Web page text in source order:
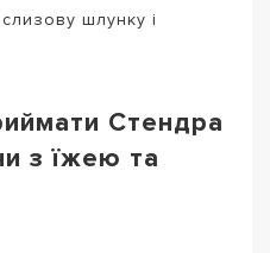
шлунку і
Стендра
з їжею та